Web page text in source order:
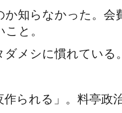
か知らなかった。会
と。
ダメシに慣れている
作られる」。料亭